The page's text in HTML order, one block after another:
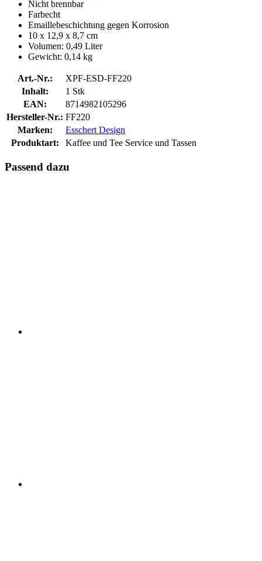
Nicht brennbar
Farbecht
Emaillebeschichtung gegen Korrosion
10 x 12,9 x 8,7 cm
Volumen: 0,49 Liter
Gewicht: 0,14 kg
Art.-Nr.:
XPF-ESD-FF220
Inhalt:
1 Stk
EAN:
8714982105296
Hersteller-Nr.: FF220
Marken:
Esschert Design
Produktart:
Kaffee und Tee Service und Tassen
Passend dazu